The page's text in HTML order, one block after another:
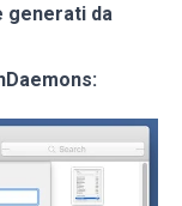
generati da
: